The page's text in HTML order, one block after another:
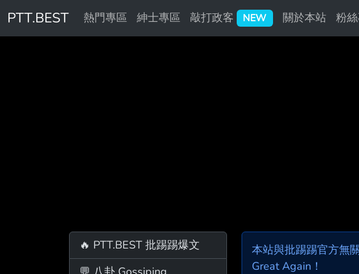
PTT.BEST 熱門專區 紳士專區 敲打政客 NEW 關於本站 粉
🔥 PTT.BEST 批踢踢爆文
本站與批踢踢官方無
Great Again！